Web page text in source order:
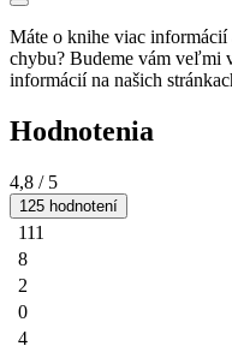
Máte o knihe viac informácií
chybu? Budeme vám veľmi
informácií na našich
Hodnotenia
4,8 / 5
125 hodnotení
111
8
2
0
4